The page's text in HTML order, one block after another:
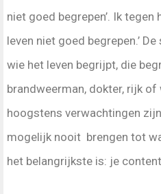
niet goed begrepen’. Ik tegen
leven niet goed begrepen.’
wie het leven begrijpt, die
brandweerman, dokter, rijk
hoogstens verwachtingen
mogelijk nooit brengen tot
het belangrijkste is: je content